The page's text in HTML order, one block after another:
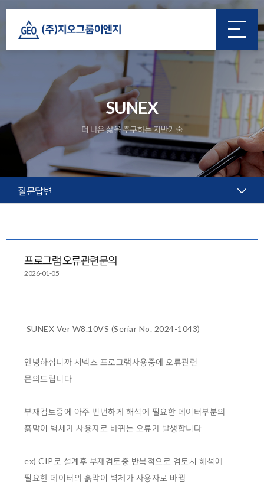
SUNEX
더 나은 삶을 추구하는 지반기술
질문답변
프로그램 오류관련문의
2026-01-05
SUNEX Ver W8.10VS (Seriar No. 2024-1043)
안녕하십니까 서넥스 프로그램사용중에 오류관련
문의드립니다
부재검토중에 아주 빈번하게 해석에 필요한 데이터부분의
흙막이 벽체가 사용자로 바뀌는 오류가 발생합니다
ex) CIP로 설계후 부재검토중 반복적으로 검토시 해석에
필요한 데이터의 흙막이 벽체가 사용자로 바뀜